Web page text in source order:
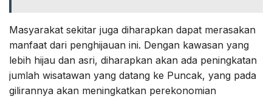
Masyarakat sekitar juga diharapkan dapat merasakan
manfaat dari penghijauan ini. Dengan kawasan yang
lebih hijau dan asri, diharapkan akan ada peningkatan
jumlah wisatawan yang datang ke Puncak, yang pada
gilirannya akan meningkatkan perekonomian